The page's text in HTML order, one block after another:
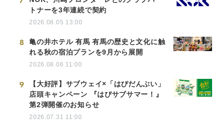
トナーを3年連続で契約
2026.08.05 13:00
8
亀の井ホテル 有馬 有馬の歴史と文化に触
れる秋の宿泊プランを9月から展開
2026.08.06 11:00
9
【大好評】サブウェイ×「はぴだんぶい」
店頭キャンペーン 『はぴサブサマー！』
第2弾開催のお知らせ
2026.07.31 11:00